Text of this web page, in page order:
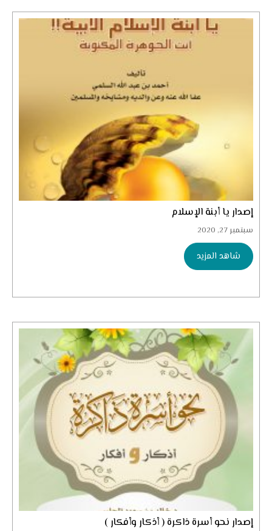
إصدار يا أبنة الإسلام
سبتمبر 27, 2020
شاهد المزيد
إصدار نحو أسرة ذاكرة ( أذكار وأفكار )